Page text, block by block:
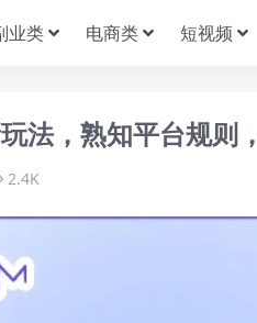
业类 电商类 短视频
法，熟知平台规则
2.4K